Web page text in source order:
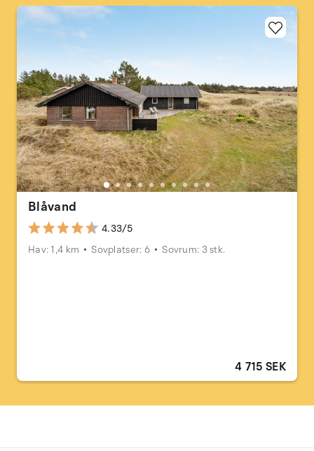
Blåvand
4.33/5
Hav: 1,4 km
Sovplatser: 6 Sovrum: 3 stk.
4 715 SEK